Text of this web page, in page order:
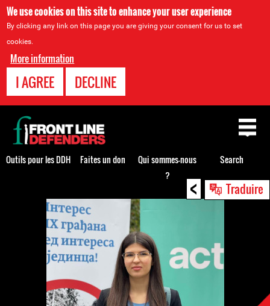
We use cookies on this site to enhance your user experience
By clicking any link on this page you are giving your consent for us to set
cookies.
More information
I AGREE DECLINE
< Traduire
Back
to
top
Outils pour les DDH Faites un don
Qui sommes-nous
?
Search